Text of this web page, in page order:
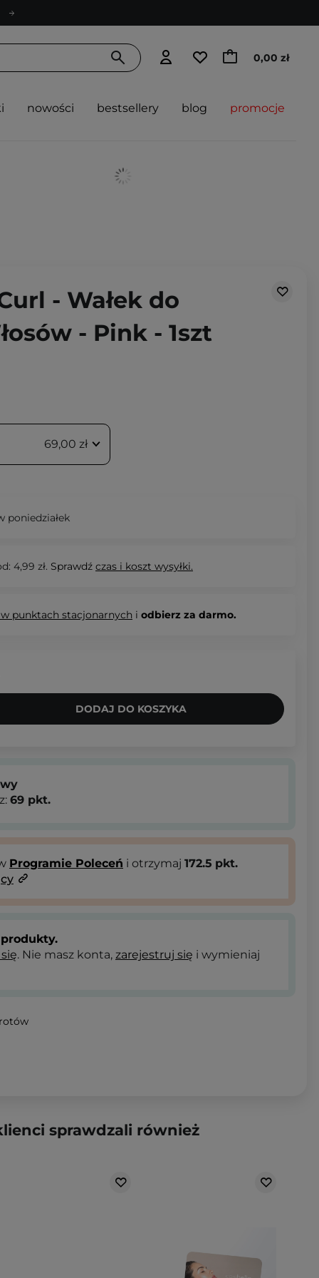
0,00 zł
nowości bestsellery blog promocje
- Wałek do
- Pink - 1szt
69,00 zł
poniedziałek
4,99 zł. Sprawdź czas i koszt wysyłki.
punktach stacjonarnych i odbierz za darmo.
DODAJ DO KOSZYKA
69 pkt.
Programie Poleceń i otrzymaj 172.5 pkt.
. Nie masz konta, zarejestruj się i wymieniaj
sprawdzali również